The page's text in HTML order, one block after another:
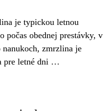
je typickou letnou
počas obednej prestávky, v
zmrzlina je
pre letné dni …